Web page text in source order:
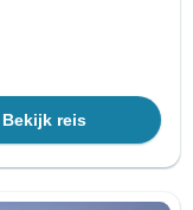
Bekijk reis